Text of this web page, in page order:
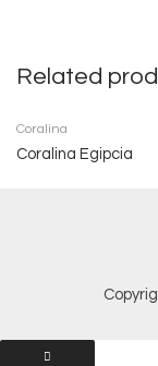
Related
Coralina
Coralina Egipcia